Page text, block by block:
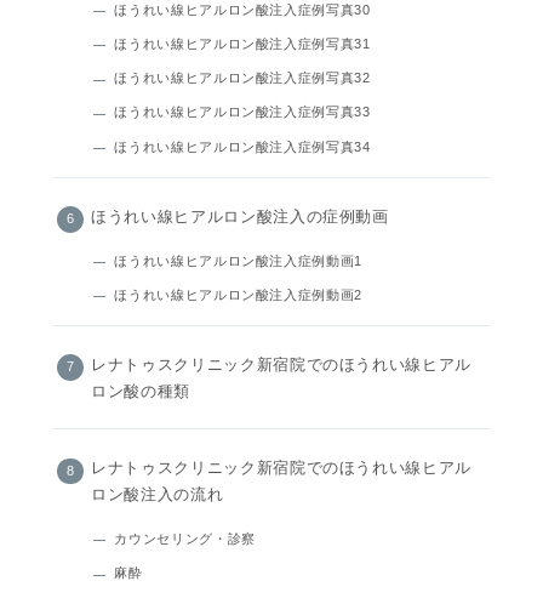
ほうれい線ヒアルロン酸注入症例写真30
ほうれい線ヒアルロン酸注入症例写真31
ほうれい線ヒアルロン酸注入症例写真32
ほうれい線ヒアルロン酸注入症例写真33
ほうれい線ヒアルロン酸注入症例写真34
ほうれい線ヒアルロン酸注入の症例動画
ほうれい線ヒアルロン酸注入症例動画1
ほうれい線ヒアルロン酸注入症例動画2
レナトゥスクリニック新宿院でのほうれい線ヒアル
ロン酸の種類
レナトゥスクリニック新宿院でのほうれい線ヒアル
ロン酸注入の流れ
カウンセリング・診察
麻酔